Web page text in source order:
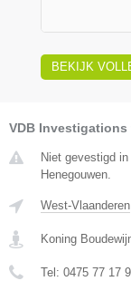
BEKIJK
VDB Investigations
Niet gevestigd
Henegouwen.
West-Vlaanderen
Koning
Tel: 0475 77 17